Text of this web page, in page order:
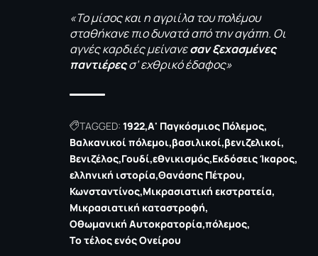
«Το μίσος και η αγριίλα του πολέμου
σταθήκανε πιο δυνατά από την αγάπη. Οι
αγνές καρδιές μείνανεσαν ξεχασμένες
παντιέρεςσ’ εχθρικό έδαφος»
TAGGED: 1922 Α' Παγκόσμιος Πόλεμος
Βαλκανικοί πόλεμοι βασιλικοί βενιζελικοί
Βενιζέλος Γουδί εθνικισμός Εκδόσεις Ίκαρος
ελληνική ιστορία Θανάσης Πέτρου
Κωνσταντίνος Μικρασιατική εκστρατεία
Μικρασιατική καταστροφή
Οθωμανική Αυτοκρατορία πόλεμος
Το τέλος ενός Ονείρου